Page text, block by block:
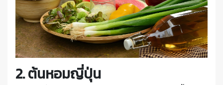
2. ต้นหอมญี่ปุ่น